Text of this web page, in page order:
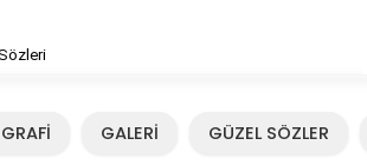
GALERİ GÜZEL SÖZLER